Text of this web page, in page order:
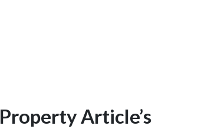
Property Article’s